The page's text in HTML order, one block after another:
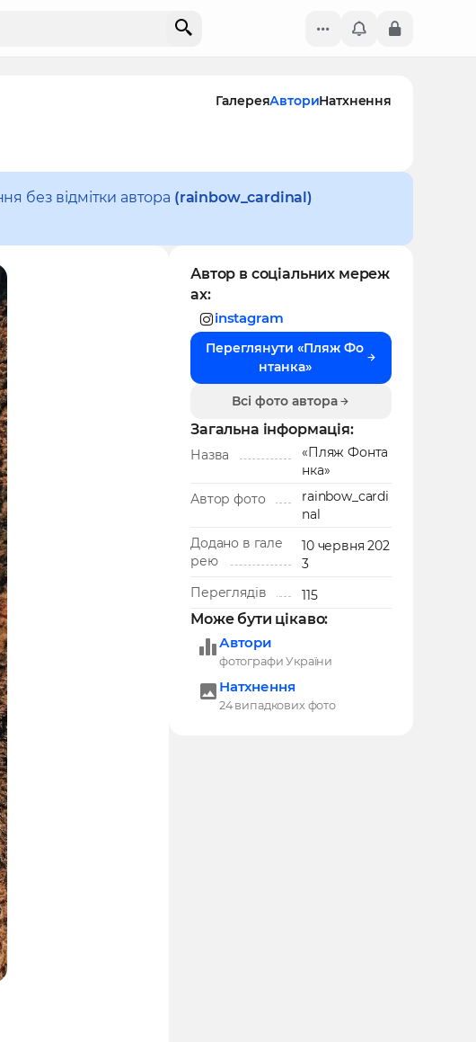
ГалереяАвториНатхнення
без відмітки автора (rainbow_cardinal)
Автор в соціальних мереж
ах:
instagram
Переглянути «Пляж Фо
нтанка»
Всі фото автора
Загальна інформація:
Назва
«Пляж Фонта
нка»
Автор фото
rainbow_cardi
nal
Додано в гале
рею
10 червня 202
3
Переглядів
115
Може бути цікаво:
Автори
фотографи України
Натхнення
24 випадкових фото